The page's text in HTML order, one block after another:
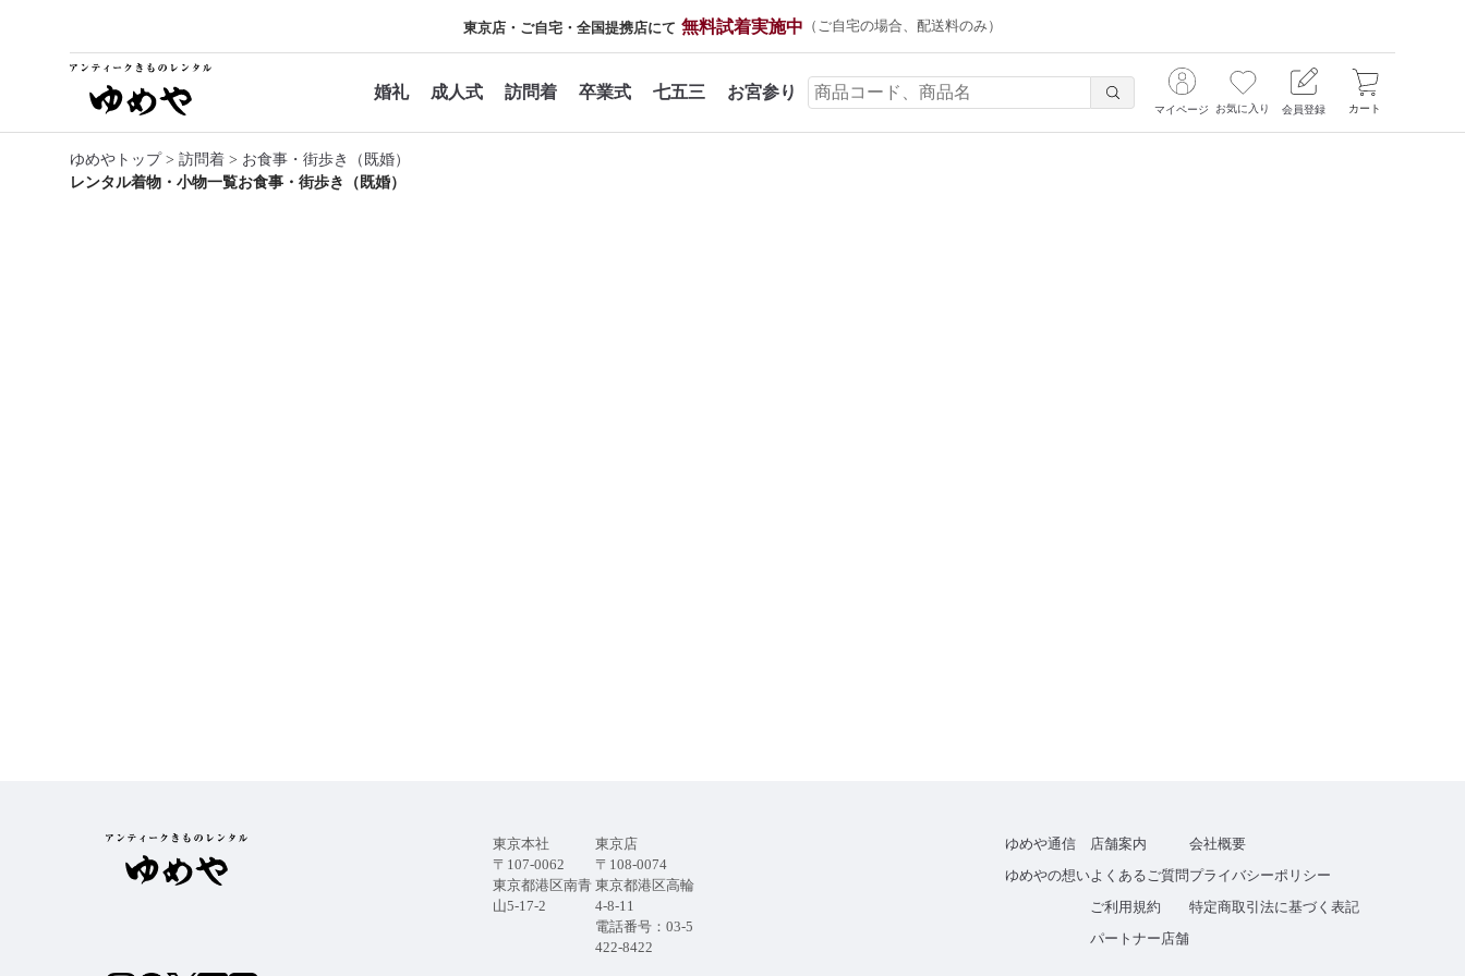
東京店・ご自宅・全国提携店にて 無料試着実施中 （ご自宅の場合、配送料のみ）
婚礼 成人式 訪問着 卒業式 七五三 お宮参り
マイページ お気に入り 会員登録 カート
ゆめやトップ > 訪問着 > お食事・街歩き（既婚）
レンタル着物・小物一覧お食事・街歩き（既婚）
東京本社
〒107-0062
東京都港区南青
山5-17-2
東京店
〒108-0074
東京都港区高輪
4-8-11
電話番号：03-5
422-8422
ゆめや通信
ゆめやの想い
店舗案内
よくあるご質問
ご利用規約
パートナー店舗
会社概要
プライバシーポリシー
特定商取引法に基づく表記